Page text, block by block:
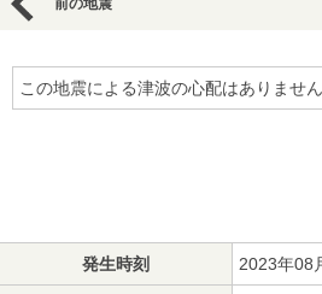
この地震による津波の心配はありません
発生時刻 2023年08